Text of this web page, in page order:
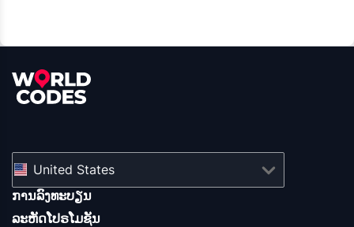
United States
ການລົງທະບຽນ
ລະຫັດໂປຣໂມຊັນ